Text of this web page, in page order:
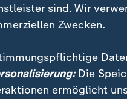
sind. Wir
Zwecken.
Die
ermöglicht